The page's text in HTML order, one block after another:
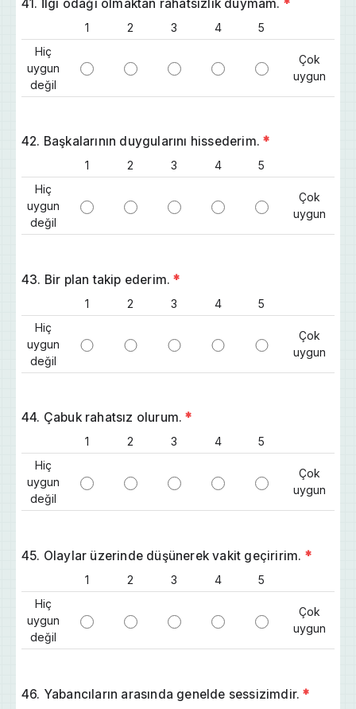
41. İlgi odağı olmaktan rahatsızlık duymam. *
1 2 3 4
5
Hiç
uygun
değil
Çok
uygun
42. Başkalarının duygularını hissederim.*
1 2 3 4
5
Hiç
uygun
değil
Çok
uygun
43. Bir plan takip ederim.*
1 2 3 4
5
Hiç
uygun
değil
Çok
uygun
44. Çabuk rahatsız olurum.*
1 2 3 4
5
Hiç
uygun
değil
Çok
uygun
45. Olaylar üzerinde düşünerek vakit geçiririm. *
1 2 3 4
5
Hiç
uygun
değil
Çok
uygun
46. Yabancıların arasında genelde sessizimdir.*